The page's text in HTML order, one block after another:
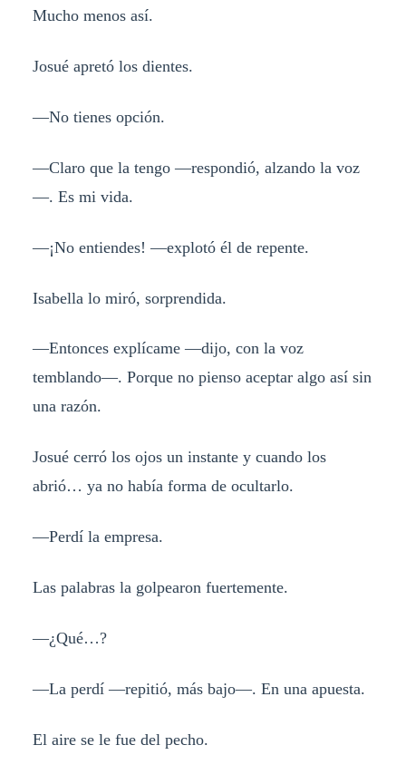
Mucho menos así.
Josué apretó los dientes.
—No tienes opción.
—Claro que la tengo —respondió, alzando la voz
—. Es mi vida.
—¡No entiendes! —explotó él de repente.
Isabella lo miró, sorprendida.
—Entonces explícame —dijo, con la voz
temblando—. Porque no pienso aceptar algo así sin
una razón.
Josué cerró los ojos un instante y cuando los
abrió… ya no había forma de ocultarlo.
—Perdí la empresa.
Las palabras la golpearon fuertemente.
—¿Qué…?
—La perdí —repitió, más bajo—. En una apuesta.
El aire se le fue del pecho.